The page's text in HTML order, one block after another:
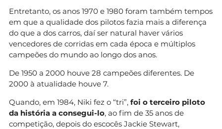
Entretanto, os anos 1970 e 1980 foram também tempos
em que a qualidade dos pilotos fazia mais a diferença
do que a dos carros, daí ser natural haver vários
vencedores de corridas em cada época e múltiplos
campeões do mundo ao longo dos anos.
De 1950 a 2000 houve 28 campeões diferentes. De
2000 à atualidade houve 7.
Quando, em 1984, Niki fez o “tri”, foi o terceiro piloto
da história a consegui-lo, ao fim de 35 anos de
competição, depois do escocês Jackie Stewart,